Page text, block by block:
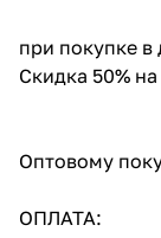
при покупке в
Скидка 50%
Оптовому
ОПЛАТА: